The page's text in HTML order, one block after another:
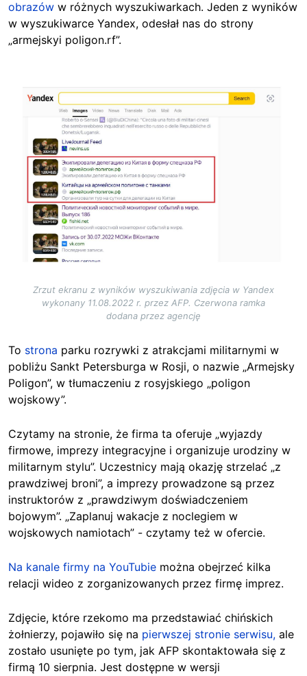
obrazów w różnych wyszukiwarkach. Jeden z wyników
w wyszukiwarce Yandex, odesłał nas do strony
„armejskyi poligon.rf”.
Image
Zrzut ekranu z wyników wyszukiwania zdjęcia w Yandex
wykonany 11.08.2022 r. przez AFP. Czerwona ramka
dodana przez agencję
To strona parku rozrywki z atrakcjami militarnymi w
pobliżu Sankt Petersburga w Rosji, o nazwie „Armejsky
Poligon”, w tłumaczeniu z rosyjskiego „poligon
wojskowy”.
Czytamy na stronie, że firma ta oferuje „wyjazdy
firmowe, imprezy integracyjne i organizuje urodziny w
militarnym stylu”. Uczestnicy mają okazję strzelać „z
prawdziwej broni”, a imprezy prowadzone są przez
instruktorów z „prawdziwym doświadczeniem
bojowym”. „Zaplanuj wakacje z noclegiem w
wojskowych namiotach” - czytamy też w ofercie.
Na kanale firmy na YouTubie można obejrzeć kilka
relacji wideo z zorganizowanych przez firmę imprez.
Zdjęcie, które rzekomo ma przedstawiać chińskich
żołnierzy, pojawiło się na pierwszej stronie serwisu, ale
zostało usunięte po tym, jak AFP skontaktowała się z
firmą 10 sierpnia. Jest dostępne w wersji